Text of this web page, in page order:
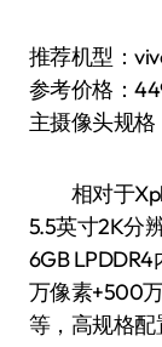
推荐机型：
参考价格：
主摄像头规
相对于
5.5英寸2K分
6GB LPDDR4
万像素+500
等，高规格配